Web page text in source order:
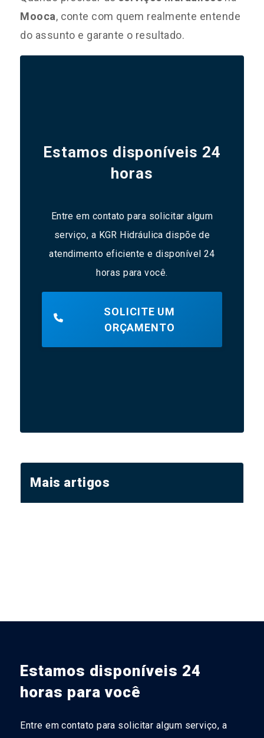
Mooca, conte com quem realmente entende
do assunto e garante o resultado.
Estamos disponíveis 24
horas
Entre em contato para solicitar algum
serviço, a KGR Hidráulica dispõe de
atendimento eficiente e disponível 24
horas para você.
SOLICITE UM
ORÇAMENTO
Mais artigos
Estamos disponíveis 24
horas para você
Entre em contato para solicitar algum serviço, a